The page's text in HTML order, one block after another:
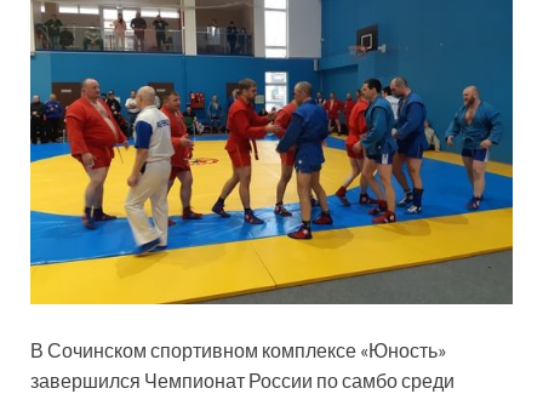
В Сочинском спортивном комплексе «Юность»
завершился Чемпионат России по самбо среди